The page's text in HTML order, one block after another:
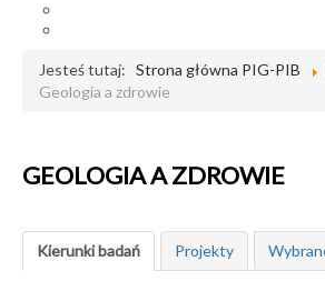
Jesteś tutaj: Strona główna PIG-PIB
Geologia a zdrowie
GEOLOGIA A ZDROWIE
Kierunki badań Projekty